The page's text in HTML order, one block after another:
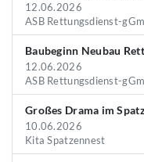
12.06.2026
ASB Rettungsdienst-
Baubeginn Neubau
12.06.2026
ASB Rettungsdienst-
Großes Drama im
10.06.2026
Kita Spatzennest